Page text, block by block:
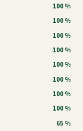
100 %
100 %
100 %
100 %
100 %
100 %
100 %
100 %
65 %